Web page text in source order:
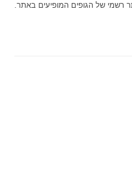
רשמי של הגופים המופיעים באתר.